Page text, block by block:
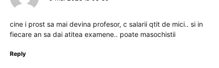
cine i prost sa mai devina profesor, c salarii qtit de mici.. si in
fiecare an sa dai atitea examene.. poate masochistii
Reply